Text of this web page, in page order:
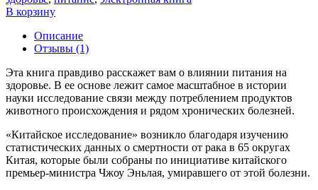
В корзину
Описание
Отзывы (1)
Эта книга правдиво расскажет вам о влиянии питания на
здоровье. В ее основе лежит самое масштабное в истории
науки исследование связи между потреблением продуктов
животного происхождения и рядом хронических болезней.
«Китайское исследование» возникло благодаря изучению
статистических данных о смертности от рака в 65 округах
Китая, которые были собраны по инициативе китайского
премьер-министра Чжоу Эньлая, умиравшего от этой болезни.